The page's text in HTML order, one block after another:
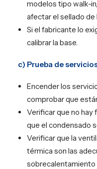
modelos tipo walk-
afectar el sellado de
Si el fabricante lo
calibrar la base.
c) Prueba de
Encender los
comprobar que
Verificar que no hay
que el condensado
Verificar que la
térmica son las
sobrecalentamiento